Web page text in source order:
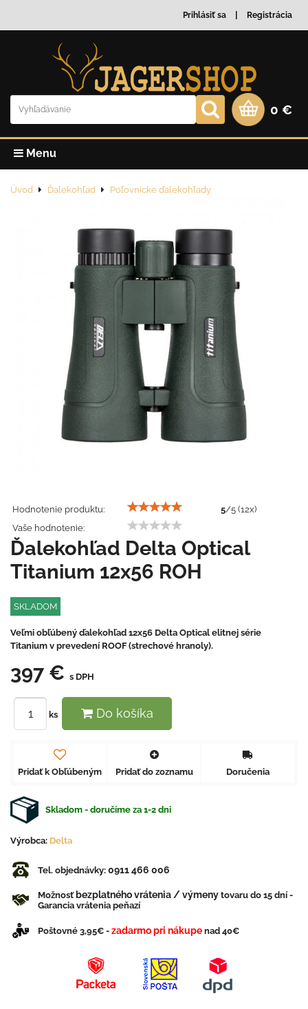
Prihlásiť sa Registrácia
0 €
Menu
Úvod Ďalekohľad Poľovnícke ďalekohľady
Hodnotenie produktu: 5/5 (12x)
Vaše hodnotenie:
Ďalekohľad Delta Optical
Titanium 12x56 ROH
SKLADOM
Veľmi obľúbený ďalekohľad 12x56 Delta Optical elitnej série
Titanium v ​​prevedení ROOF (strechové hranoly).
397 € s DPH
ks Do košíka
Pridať k Obľúbeným Pridať do zoznamu Doručenia
Skladom - doručíme za 1-2 dni
Výrobca: Delta
Tel. objednávky: 0911 466 006
Možnosťbezplatného vrátenia / výmeny tovaru do 15 dní -
Garancia vrátenia peňazí
Poštovné 3,95€ - zadarmo pri nákupe nad 40€